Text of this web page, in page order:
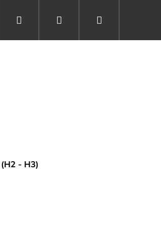
Vše o spánku
Přihlášení
- H3)